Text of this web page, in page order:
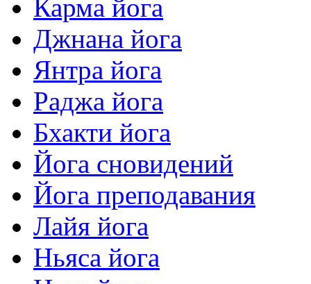
Карма йога
Джнана йога
Янтра йога
Раджа йога
Бхакти йога
Йога сновидений
Йога преподавания
Лайя йога
Ньяса йога